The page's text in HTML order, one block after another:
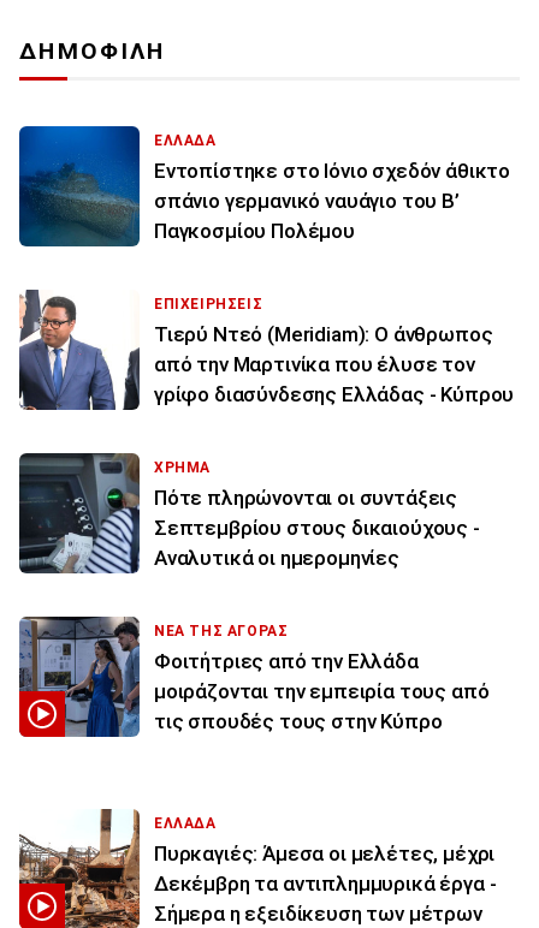
ΔΗΜΟΦΙΛΗ
ΕΛΛΑΔΑ
Εντοπίστηκε στο Ιόνιο σχεδόν άθικτο
σπάνιο γερμανικό ναυάγιο του Β’
Παγκοσμίου Πολέμου
ΕΠΙΧΕΙΡΗΣΕΙΣ
Τιερύ Ντεό (Meridiam): Ο άνθρωπος
από την Μαρτινίκα που έλυσε τον
γρίφο διασύνδεσης Ελλάδας - Κύπρου
ΧΡΗΜΑ
Πότε πληρώνονται οι συντάξεις
Σεπτεμβρίου στους δικαιούχους -
Αναλυτικά οι ημερομηνίες
ΝΕΑ ΤΗΣ ΑΓΟΡΑΣ
Φοιτήτριες από την Ελλάδα
μοιράζονται την εμπειρία τους από
τις σπουδές τους στην Κύπρο
ΕΛΛΑΔΑ
Πυρκαγιές: Άμεσα οι μελέτες, μέχρι
Δεκέμβρη τα αντιπλημμυρικά έργα -
Σήμερα η εξειδίκευση των μέτρων